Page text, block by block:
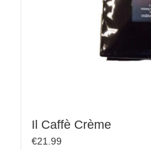
Il Caffè Crème
€21.99